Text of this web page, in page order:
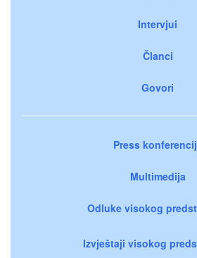
Intervjui
Članci
Govori
Press
Multimedija
Odluke visokog
Izvještaji visokog